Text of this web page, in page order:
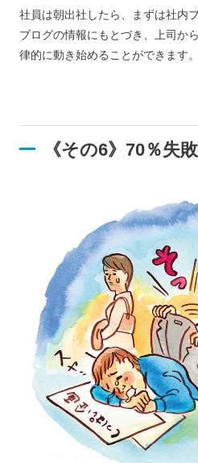
社員は朝出社したら、まずは社内
ブログの情報にもとづき、上司か
律的に動き始めることができます。
《その6》70％失